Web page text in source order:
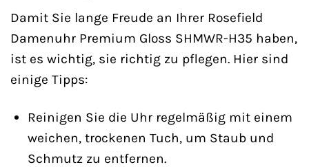
Damit Sie lange Freude an Ihrer Rosefield
Damenuhr Premium Gloss SHMWR-H35 haben,
ist es wichtig, sie richtig zu pflegen. Hier sind
einige Tipps:
Reinigen Sie die Uhr regelmäßig mit einem
weichen, trockenen Tuch, um Staub und
Schmutz zu entfernen.